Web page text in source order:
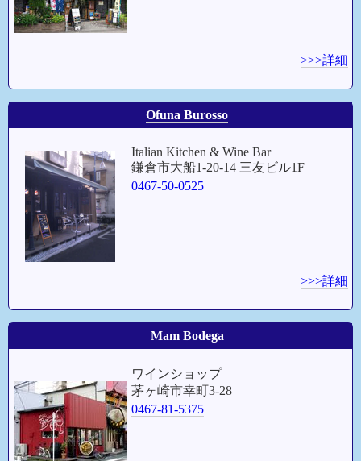
>>>詳細
Ofuna Burosso
Italian Kitchen & Wine Bar
鎌倉市大船1-20-14 三友ビル1F
0467-50-0525
>>>詳細
Mam Bodega
ワインショップ
茅ヶ崎市幸町3-28
0467-81-5375